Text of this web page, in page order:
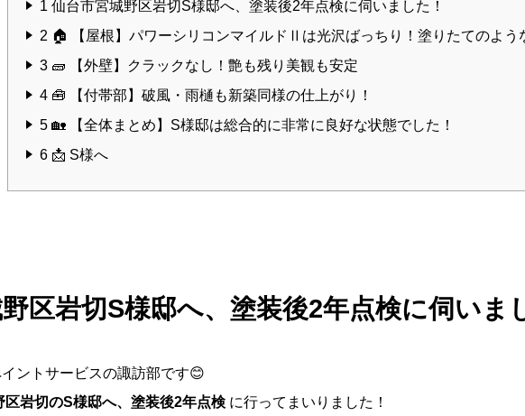
1 仙台市宮城野区岩切S様邸へ、塗装後2年点検に伺いました！
2 🏠 【屋根】パワーシリコンマイルドⅡは光沢ばっちり！塗りたてのよう
3 🧱 【外壁】クラックなし！艶も残り美観も安定
4 🧰 【付帯部】破風・雨樋も新築同様の仕上がり！
5 🏡 【全体まとめ】S様邸は総合的に非常に良好な状態でした！
6 📩 S様へ
区岩切S様邸へ、塗装後2年点検に伺いま
ントサービスの諏訪部です😊
区岩切のS様邸へ、塗装後2年点検 に行ってまいりました！